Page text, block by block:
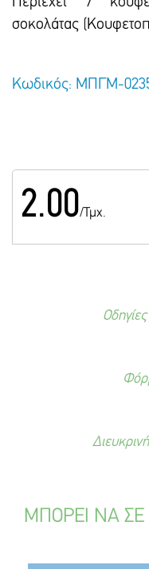
σοκολάτας
Κωδικός: ΜΠΓΜ-
2.00/Τμχ.
ΜΠΟΡΕΙ ΝΑ ΣΕ